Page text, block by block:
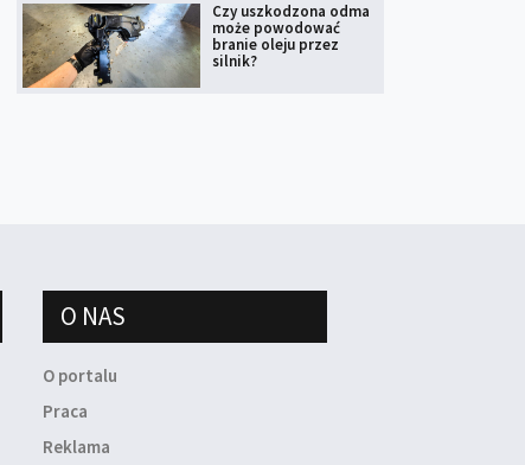
Czy uszkodzona odma
może powodować
branie oleju przez
silnik?
O NAS
O portalu
Praca
Reklama